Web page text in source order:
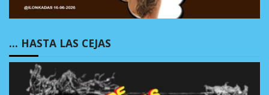
… HASTA LAS CEJAS